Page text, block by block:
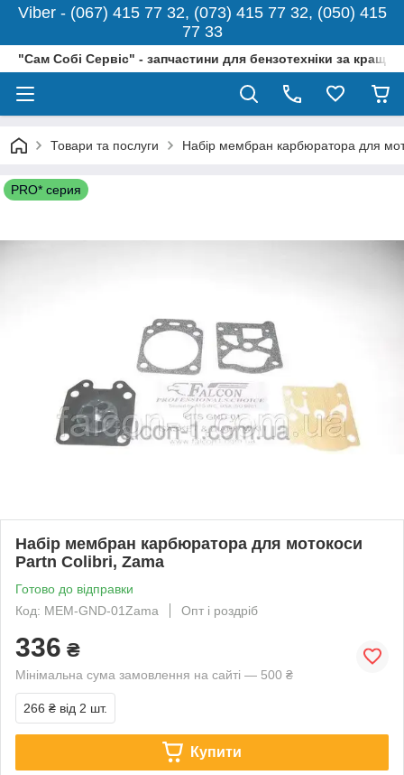
Viber - (067) 415 77 32, (073) 415 77 32, (050) 415
77 33
"Сам Собі Сервіс" - запчастини для бензотехніки за
Товари та послуги Набір мембран карбюратора для
PRO* серия
Набір мембран карбюратора для мотокоси
Partn Colibri, Zama
Готово до відправки
Код: MEM-GND-01Zama
Опт і роздріб
336 ₴
Мінімальна сума замовлення на сайті — 500 ₴
266 ₴ від 2 шт.
Купити